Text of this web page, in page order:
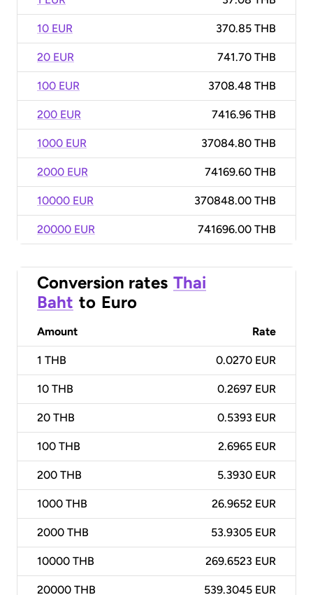
10 EUR 370.85 THB
20 EUR 741.70 THB
100 EUR 3708.48 THB
200 EUR 7416.96 THB
1000 EUR 37084.80 THB
2000 EUR 74169.60 THB
10000 EUR 370848.00 THB
20000 EUR 741696.00 THB
Conversion rates Thai
Baht to Euro
Amount Rate
1 THB 0.0270 EUR
10 THB 0.2697 EUR
20 THB 0.5393 EUR
100 THB 2.6965 EUR
200 THB 5.3930 EUR
1000 THB 26.9652 EUR
2000 THB 53.9305 EUR
10000 THB 269.6523 EUR
20000 THB 539.3045 EUR